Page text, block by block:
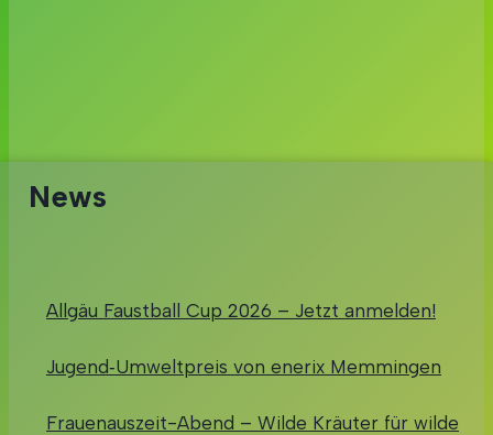
News
Allgäu Faustball Cup 2026 – Jetzt anmelden!
Jugend‑Umweltpreis von enerix Memmingen
Frauenauszeit-Abend – Wilde Kräuter für wilde